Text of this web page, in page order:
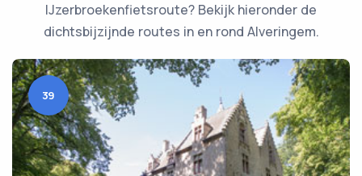
IJzerbroekenfietsroute? Bekijk hieronder de
dichtsbijzijnde routes in en rond Alveringem.
39